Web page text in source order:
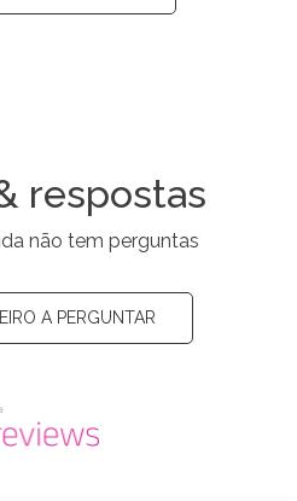
respostas
não tem perguntas
A PERGUNTAR